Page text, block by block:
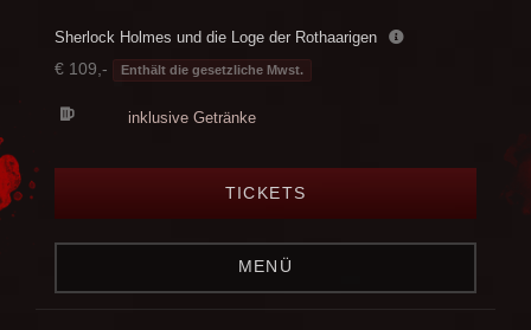
Sherlock Holmes und die Loge der Rothaarigen
€ 109,- Enthält die gesetzliche Mwst.
inklusive Getränke
TICKETS
MENÜ